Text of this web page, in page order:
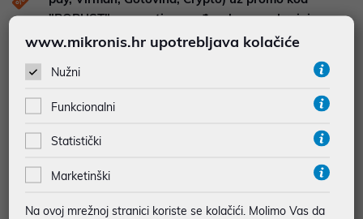
"POPUST" , popusti se međusobno ne zbrajaju
DOSTUPNOST NA UPIT
Pošaljite upit na
Dodaj u favorite
najam za pravne osobe od 12 do 36 mj. već od1,25 €
www.mikronis.hr upotrebljava kolačiće
Nužni
Funkcionalni
Statistički
Marketinški
Na ovoj mrežnoj stranici koriste se kolačići. Molimo Vas da